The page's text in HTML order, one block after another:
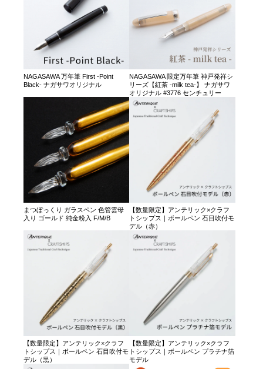
NAGASAWA 万年筆 First -Point
Black- ナガサワオリジナル
NAGASAWA 限定万年筆 神戸発祥シ
リーズ【紅茶 -milk tea-】 ナガサワ
オリジナル #3776 センチュリー
まつぼっくり ガラスペン 色管雲母
入り ゴールド 純金粉入 F/M/B
【数量限定】アンテリック×クラフ
トシップス｜ボールペン 石目吹付モ
デル（赤）
【数量限定】アンテリック×クラフ
トシップス｜ボールペン 石目吹付モ
デル（黒）
【数量限定】アンテリック×クラフ
トシップス｜ボールペン プラチナ箔
モデル